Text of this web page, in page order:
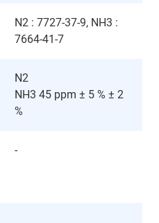
N2 : 7727-37-9, NH3 :
7664-41-7
N2
NH3 45 ppm ± 5 % ± 2
%
-